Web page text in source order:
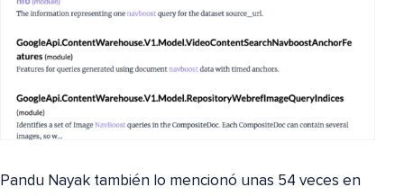
Pandu Nayak también lo mencionó unas 54 veces en